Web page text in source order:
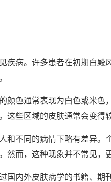
病。许多患者在初期白殿
色通常表现为白色或米色
这些区域的皮肤通常会变得
不同的病情下略有差异。
然而，这种现象并不常见
内外皮肤病学的书籍、期